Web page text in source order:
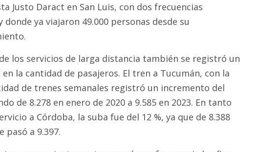
Justo Daract en San Luis, con dos frecuencias
donde ya viajaron 49.000 personas desde su
los servicios de larga distancia también se registró un
la cantidad de pasajeros. El tren a Tucumán, con la
de trenes semanales registró un incremento del
de 8.278 en enero de 2020 a 9.585 en 2023. En tanto
a Córdoba, la suba fue del 12 %, ya que de 8.388
pasó a 9.397.